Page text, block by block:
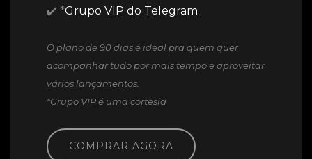
✔️ *Grupo VIP do Telegram
O plano de 90 dias é ideal pra quem quer
acompanhar tudo por mais tempo e aproveitar
vários lançamentos.
*Grupo VIP é uma cortesia
COMPRAR AGORA